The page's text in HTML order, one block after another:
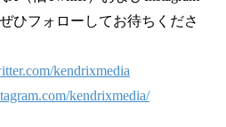
ひフォローしてお待ちくださ
kendrixmedia
kendrixmedia/